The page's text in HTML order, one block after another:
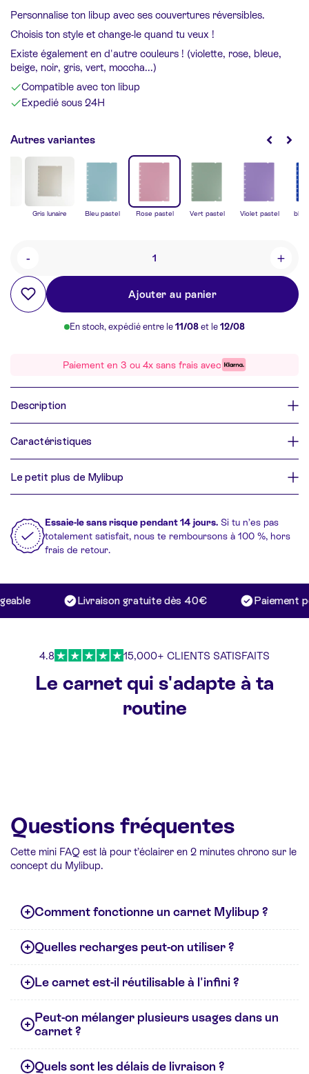
Personnalise ton libup avec ses couvertures réversibles.
Choisis ton style et change-le quand tu veux !
Existe également en d'autre couleurs ! (violette, rose, bleue,
beige, noir, gris, vert, moccha...)
Compatible avec ton libup
Expedié sous 24H
Autres variantes
Gris lunaire Bleu pastel Rose pastel Vert pastel Violet pastel bleu
-
Quantité +
Ajouter au panier
En stock, expédié entre le 11/08 et le 12/08
Paiement en 3 ou 4x sans frais avec
Description
Caractéristiques
Le petit plus de Mylibup
Essaie-le sans risque pendant 14 jours. Si tu n’es pas
totalement satisfait, nous te remboursons à 100 %, hors
frais de retour.
Livraison gratuite dès 40€ Paiement
4.8 15,000+ CLIENTS SATISFAITS
Le carnet qui s'adapte à ta
routine
Questions fréquentes
Cette mini FAQ est là pour t’éclairer en 2 minutes chrono sur le
concept du Mylibup.
Comment fonctionne un carnet Mylibup ?
Quelles recharges peut-on utiliser ?
Le carnet est-il réutilisable à l'infini ?
Peut-on mélanger plusieurs usages dans un
carnet ?
Quels sont les délais de livraison ?